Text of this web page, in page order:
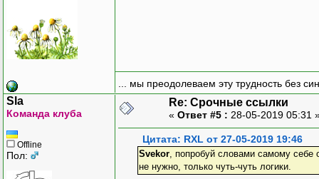
$username,
$token,
$tstamp
)
);
// 1 день в секундах =
$delta = 86400;
... мы преодолеваем эту трудность без
Sla
Команда клуба
Offline
Пол:
Re: Срочные ссылки
« Ответ #5 : 28-05-2019 05:31
Цитата: RXL от 27-05-2019 19:46
Svekor, попробуй словами самому себе
не нужно, только чуть-чуть логики.